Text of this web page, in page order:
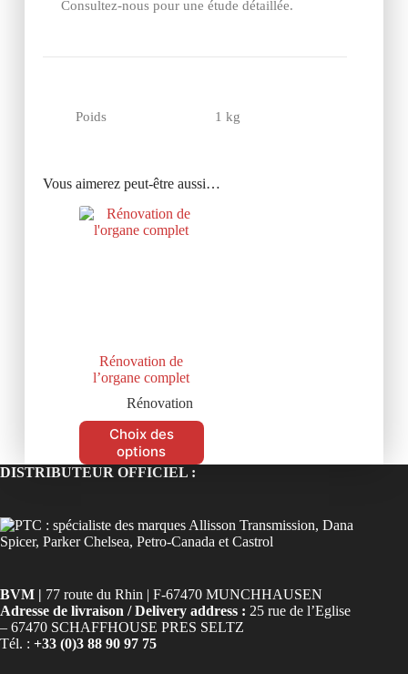
Consultez-nous pour une étude détaillée.
Poids 1 kg
Vous aimerez peut-être aussi…
Rénovation de
l’organe complet
Rénovation
Choix des
options
DISTRIBUTEUR OFFICIEL :
BVM | 77 route du Rhin | F-67470 MUNCHHAUSEN
Adresse de livraison / Delivery address : 25 rue de l’Eglise
– 67470 SCHAFFHOUSE PRES SELTZ
Tél. : +33 (0)3 88 90 97 75